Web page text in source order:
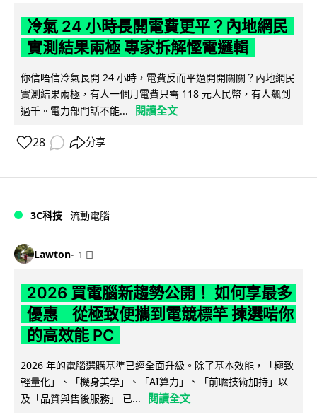
冷氣 24 小時長開電費更平？內地網民
實測結果兩極 專家拆解慳電邏輯
你信唔信冷氣長開 24 小時，電費反而平過開開關關？內地網民
實測結果兩極，有人一個月電費只需 118 元人民幣，有人飆到
過千。電力部門話不能...
閱讀全文
28 分享
3C科技 流動電腦
Lawton 1 日
2026 買電腦新趨勢公開！ 如何享最多
優惠 從極致便攜到電競標竿 揀選啱你
的高效能 PC
2026 年的電腦選購基準已經全面升級。除了基本效能，「極致
輕量化」、「機身美學」、「AI算力」、「前瞻技術加持」以
及「品質與售後服務」 已...
閱讀全文